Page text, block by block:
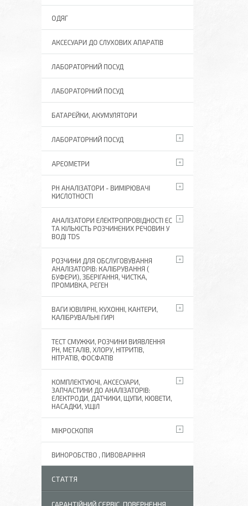
ОДЯГ
АКСЕСУАРИ ДО СЛУХОВИХ АПАРАТІВ
ЛАБОРАТОРНИЙ ПОСУД
ЛАБОРАТОРНИЙ ПОСУД
БАТАРЕЙКИ, АКУМУЛЯТОРИ
ЛАБОРАТОРНИЙ ПОСУД
АРЕОМЕТРИ
РН АНАЛІЗАТОРИ - ВИМІРЮВАЧІ
КИСЛОТНОСТІ
АНАЛІЗАТОРИ ЕЛЕКТРОПРОВІДНОСТІ EC
ТА КІЛЬКІСТЬ РОЗЧИНЕНИХ РЕЧОВИН У
ВОДІ TDS
РОЗЧИНИ ДЛЯ ОБСЛУГОВУВАННЯ
АНАЛІЗАТОРІВ: КАЛІБРУВАННЯ (
БУФЕРИ), ЗБЕРІГАННЯ, ЧИСТКА,
ПРОМИВКА, РЕГЕН
ВАГИ ЮВІЛІРНІ, КУХОННІ, КАНТЕРИ,
КАЛІБРУВАЛЬНІ ГИРІ
ТЕСТ СМУЖКИ, РОЗЧИНИ ВИЯВЛЕННЯ
РН, МЕТАЛІВ, ХЛОРУ, НІТРИТІВ,
НІТРАТІВ, ФОСФАТІВ
КОМПЛЕКТУЮЧІ, АКСЕСУАРИ,
ЗАПЧАСТИНИ ДО АНАЛІЗАТОРІВ:
ЕЛЕКТРОДИ, ДАТЧИКИ, ЩУПИ, КЮВЕТИ,
НАСАДКИ, УЩІЛ
МІКРОСКОПІЯ
ВИНОРОБСТВО , ПИВОВАРІННЯ
СТАТТЯ
ГАРАНТІЙНИЙ СЕРВІС, ПОВЕРНЕННЯ